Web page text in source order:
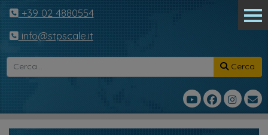
+39 02 4880554
info@stpscale.it
Cerca